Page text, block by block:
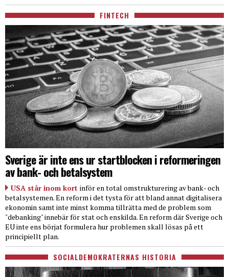
FINTECH
Sverige är inte ens ur startblocken i reformeringen
av bank- och betalsystem
USA står inom kort inför en total omstrukturering av bank- och
betalsystemen. En reform i det tysta för att bland annat digitalisera
ekonomin samt inte minst komma tillrätta med de problem som
"debanking" innebär för stat och enskilda. En reform där Sverige och
EU inte ens börjat formulera hur problemen skall lösas på ett
principiellt plan.
SOCIALDEMOKRATERNAS HISTORIA